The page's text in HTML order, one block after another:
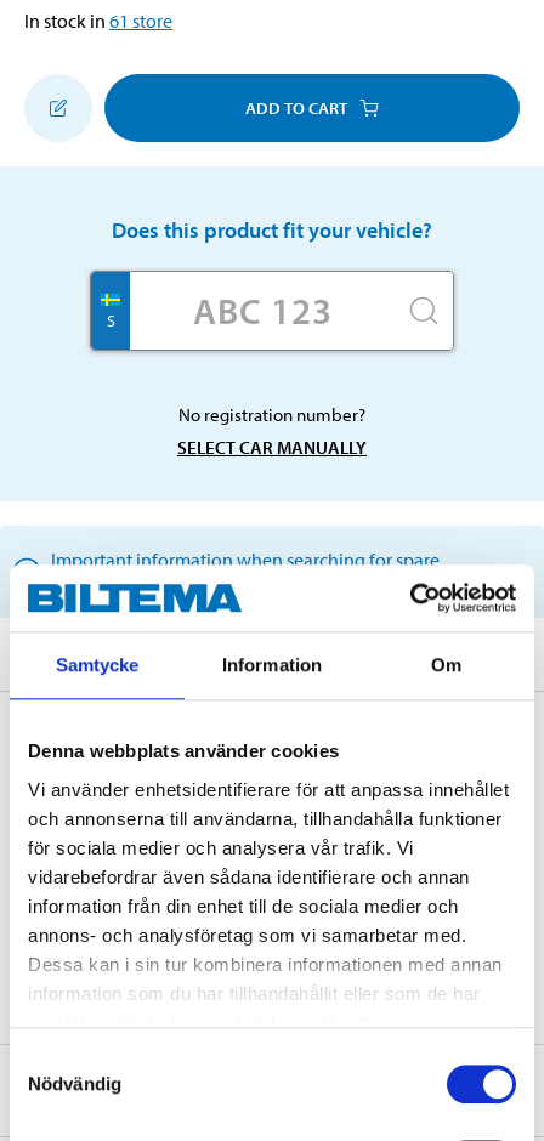
Samtycke Information Om
Denna webbplats använder cookies
Vi använder enhetsidentifierare för att anpassa innehållet
och annonserna till användarna, tillhandahålla funktioner
för sociala medier och analysera vår trafik. Vi
vidarebefordrar även sådana identifierare och annan
information från din enhet till de sociala medier och
annons- och analysföretag som vi samarbetar med.
Dessa kan i sin tur kombinera informationen med annan
information som du har tillhandahållit eller som de har
Nödvändig
In stock in 61 store
ADD TO CART
Does this product fit your vehicle?
S
No registration number?
SELECT CAR MANUALLY
Important information when searching for spare
parts by reg. number and service recommendations.
Description
Technical specifications
Length
1075 mm
Width
10 mm
About the manufacturer